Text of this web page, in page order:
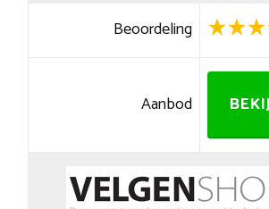
Beoordeling
Aanbod